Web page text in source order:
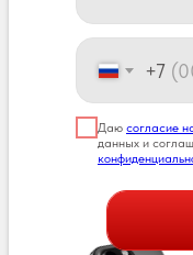
+7
Даю согласие
данных и